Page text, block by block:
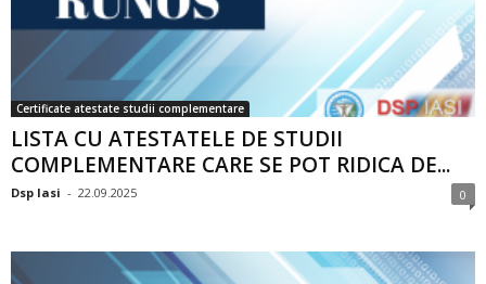
Certificate atestate studii complementare
LISTA CU ATESTATELE DE STUDII
COMPLEMENTARE CARE SE POT RIDICA DE...
Dsp Iasi - 22.09.2025 0